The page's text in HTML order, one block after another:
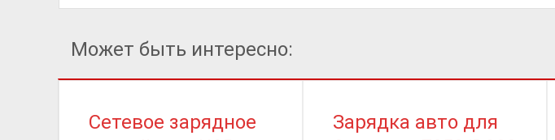
Может быть интересно:
Сетевое зарядное
Зарядка авто для